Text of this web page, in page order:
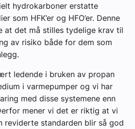
hydrokarboner erstatte
som HFK’er og HFO’er. Denne
at det må stilles tydelige krav til
av risiko både for dem som
ledende i bruken av propan
i varmepumper og vi har
med disse systemene enn
mener vi det er riktig at vi
reviderte standarden blir så god